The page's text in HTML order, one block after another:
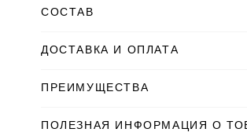
СОСТАВ
ДОСТАВКА И ОПЛАТА
ПРЕИМУЩЕСТВА
ПОЛЕЗНАЯ ИНФОРМАЦИЯ О